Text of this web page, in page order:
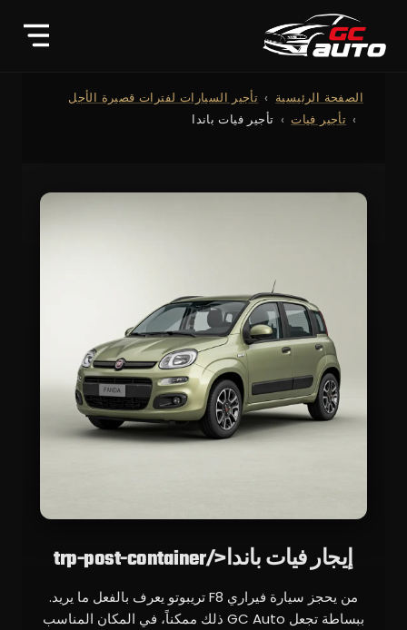
الصفحة الرئيسية
تأجير السيارات لفترات قصيرة الأجل
تأجير فيات
تأجير فيات باندا
إيجار فيات باندا</trp-post-container
من يحجز سيارة فيراري F8 تريبوتو يعرف بالفعل ما يريد.
ببساطة تجعل GC Auto ذلك ممكناً، في المكان المناسب